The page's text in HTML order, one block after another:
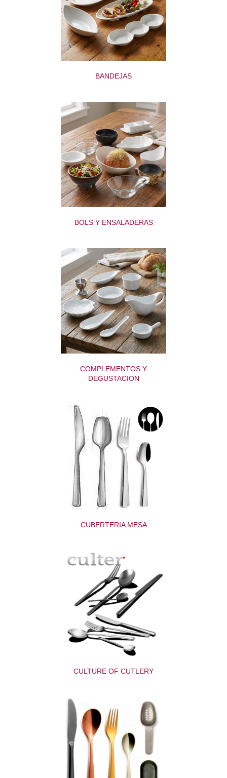
BANDEJAS
BOLS Y ENSALADERAS
COMPLEMENTOS Y
DEGUSTACION
CUBERTERIA MESA
CULTURE OF CUTLERY